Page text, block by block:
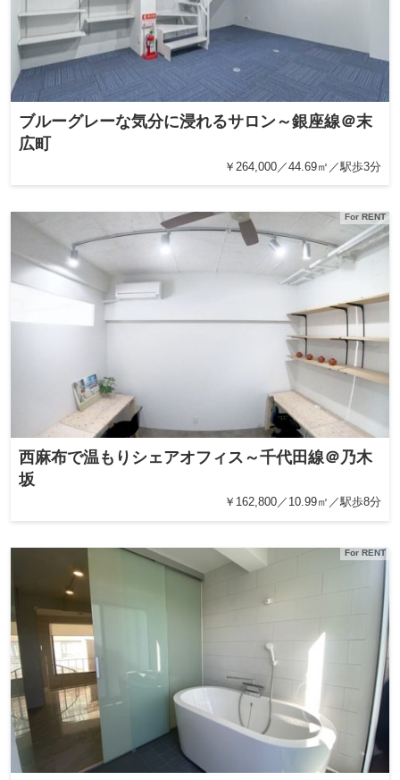
ブルーグレーな気分に浸れるサロン～銀座線＠末
広町
￥264,000／44.69㎡／駅歩3分
For RENT
西麻布で温もりシェアオフィス～千代田線＠乃木
坂
￥162,800／10.99㎡／駅歩8分
For RENT